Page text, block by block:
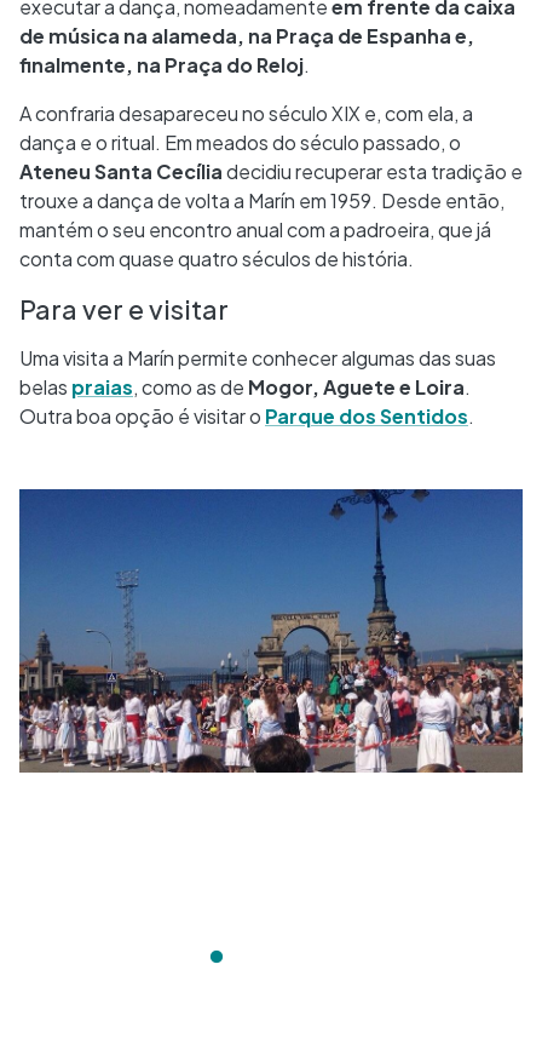
executar a dança, nomeadamenteem frente da caixa
de música na alameda, na Praça de Espanha e,
finalmente, na Praça do Reloj.
A confraria desapareceu no século XIX e, com ela, a
dança e o ritual. Em meados do século passado, o
Ateneu Santa Cecíliadecidiu recuperar esta tradição e
trouxe a dança de volta a Marín em 1959. Desde então,
mantém o seu encontro anual com a padroeira, que já
conta com quase quatro séculos de história.
Para ver e visitar
Uma visita a Marín permite conhecer algumas das suas
belas praias, como as de Mogor, Aguete e Loira.
Outra boa opção é visitar o Parque dos Sentidos.